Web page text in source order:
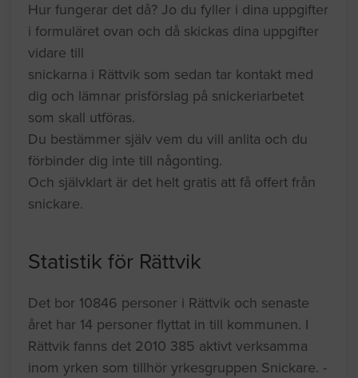
Hur fungerar det då? Jo du fyller i dina uppgifter
i formuläret ovan och då skickas dina uppgifter
vidare till
snickarna i Rättvik som sedan tar kontakt med
dig och lämnar prisförslag på snickeriarbetet
som skall utföras.
Du bestämmer själv vem du vill anlita och du
förbinder dig inte till någonting.
Och självklart är det helt gratis att få offert från
snickare.
Statistik för Rättvik
Det bor 10846 personer i Rättvik och senaste
året har 14 personer flyttat in till kommunen. I
Rättvik fanns det 2010 385 aktivt verksamma
inom yrken som tillhör yrkesgruppen Snickare. -